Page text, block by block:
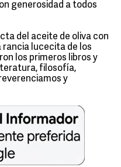
generosidad a todos
del aceite de oliva con
rancia lucecita de los
los primeros libros y
filosofía,
y